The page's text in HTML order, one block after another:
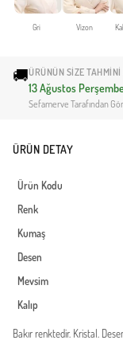
Gri Vizon
🚚ÜRÜNÜN SIZE
13 Ağustos
Sefamerve Tarafından
ÜRÜN DETAY
Ürün Kodu
Renk
Kumaş
Desen
Mevsim
Kalıp
Bakır renktedir. Kristal.